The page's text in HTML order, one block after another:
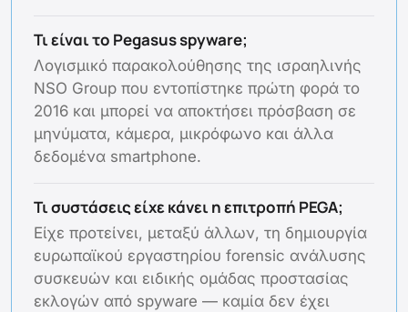
Τι είναι το Pegasus spyware;
Λογισμικό παρακολούθησης της ισραηλινής
NSO Group που εντοπίστηκε πρώτη φορά το
2016 και μπορεί να αποκτήσει πρόσβαση σε
μηνύματα, κάμερα, μικρόφωνο και άλλα
δεδομένα smartphone.
Τι συστάσεις είχε κάνει η επιτροπή PEGA;
Είχε προτείνει, μεταξύ άλλων, τη δημιουργία
ευρωπαϊκού εργαστηρίου forensic ανάλυσης
συσκευών και ειδικής ομάδας προστασίας
εκλογών από spyware — καμία δεν έχει